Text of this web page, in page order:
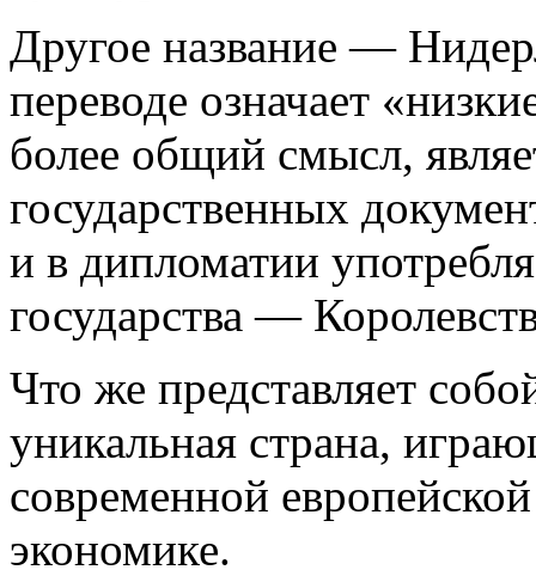
Другое название —
переводе означает
более общий смысл,
государственных
и в дипломатии
государства —
Что же представляет
уникальная страна,
современной
экономике.